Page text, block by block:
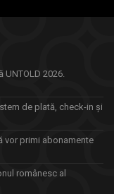
2026.
de plată, check-in și
vor primi abonamente
românesc al